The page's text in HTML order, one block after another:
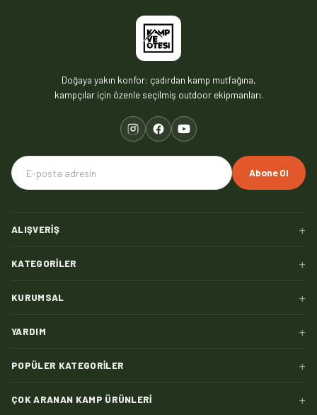
Doğaya yakın konfor: çadırdan kamp mutfağına,
kampçılar için özenle seçilmiş outdoor ekipmanları.
Abone Ol
ALIŞVERIŞ +
KATEGORILER +
KURUMSAL +
YARDIM +
POPÜLER KATEGORILER +
ÇOK ARANAN KAMP ÜRÜNLERI +